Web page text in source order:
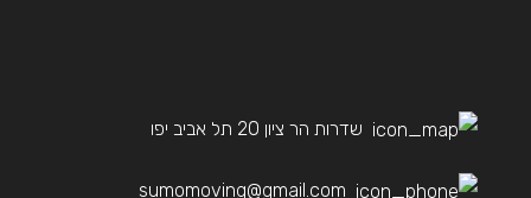
שדרות הר ציון 20 תל אביב יפו
sumomoving@gmail.com